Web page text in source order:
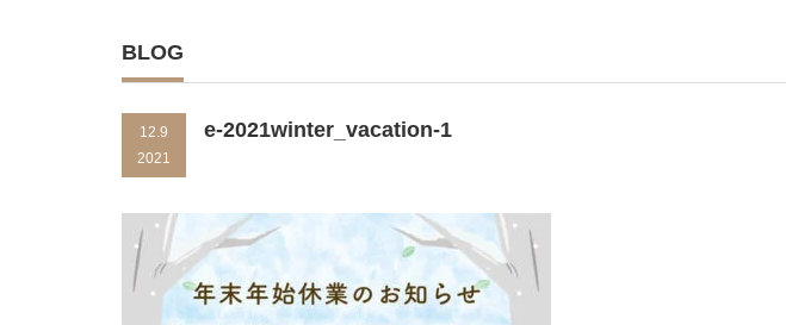
BLOG
12.9
2021
e-2021winter_vacation-1